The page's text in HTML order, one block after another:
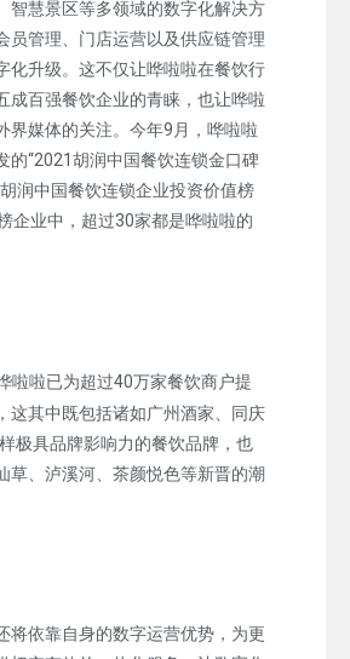
智慧景区等多领域的数字化解决方
员管理、门店运营以及供应链管理
化升级。这不仅让哗啦啦在餐饮行
成百强餐饮企业的青睐，也让哗啦
界媒体的关注。今年9月，哗啦啦
的“2021胡润中国餐饮连锁金口碑
润中国餐饮连锁企业投资价值榜
企业中，超过30家都是哗啦啦的
啦啦已为超过40万家餐饮商户提
这其中既包括诸如广州酒家、同庆
极具品牌影响力的餐饮品牌，也
草、泸溪河、茶颜悦色等新晋的潮
将依靠自身的数字运营优势，为更